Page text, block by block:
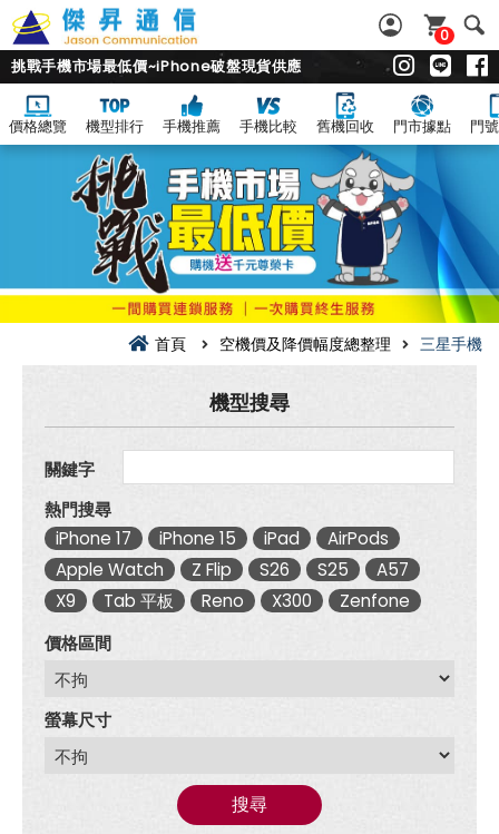
三
及
降
價
0
挑戰手機市場最低價~iPhone破盤現貨供應
價格總覽 機型排行 手機推薦 手機比較 舊機回收 門市據點 門
首頁 空機價及降價幅度總整理 三星手機
機型搜尋
關鍵字
熱門搜尋
iPhone 17
iPhone 15 iPad
AirPods
Apple Watch
Z Flip S26 S25
A57
X9
Tab 平板 Reno X300
Zenfone
價格區間
螢幕尺寸
搜尋